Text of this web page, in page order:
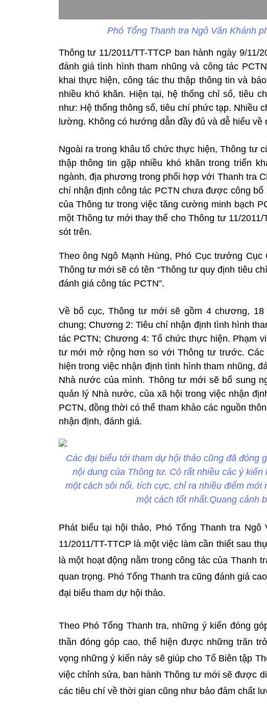
Phó Tổng Thanh tra Ngô Văn Khánh
Thông tư 11/2011/TT-TTCP ban hành ngày 9/
đánh giá tình hình tham nhũng và công tác
khai thực hiện, công tác thu thập thông tin và
nhiều khó khăn. Hiện tại, hệ thống chỉ số, tiêu
như: Hệ thống thông số, tiêu chí phức tạp. Nhiều
lường. Không có hướng dẫn đầy đủ và dễ hiểu về
Ngoài ra trong khâu tổ chức thực hiện, Thông tư
thập thông tin gặp nhiều khó khăn trong triển
ngành, địa phương trong phối hợp với Thanh tra
chí nhận định công tác PCTN chưa được công
của Thông tư trong việc tăng cường minh bạch
một Thông tư mới thay thế cho Thông tư 11/
sót trên.
Theo ông Ngô Mạnh Hùng, Phó Cục trưởng
Thông tư mới sẽ có tên “Thông tư quy định tiêu
đánh giá công tác PCTN”.
Về bố cục, Thông tư mới sẽ gồm 4 chương,
chung; Chương 2: Tiêu chí nhận định tình hình
tác PCTN; Chương 4: Tổ chức thực hiện. Phạm
tư mới mở rộng hơn so với Thông tư trước.
hiện trong việc nhận định tình hình tham nhũng,
Nhà nước của mình. Thông tư mới sẽ bổ sung
quản lý Nhà nước, của xã hội trong việc nhận
PCTN, đồng thời có thể tham khảo các nguồn
nhận định, đánh giá.
Các đại biểu tới tham dự hội thảo cũng đã đóng
nội dung của Thông tư. Có rất nhiều các ý
một cách sôi nổi, tích cực, chỉ ra nhiều điểm
một cách tốt nhất.Quang cảnh
Phát biểu tại hội thảo, Phó Tổng Thanh tra
11/2011/TT-TTCP là một việc làm cần thiết sau
là một hoạt động nằm trong công tác của Thanh
quan trọng. Phó Tổng Thanh tra cũng đánh giá
đại biểu tham dự hội thảo.
Theo Phó Tổng Thanh tra, những ý kiến đóng
thần đóng góp cao, thể hiện được những trăn
vọng những ý kiến này sẽ giúp cho Tổ Biên tập
việc chỉnh sửa, ban hành Thông tư mới sẽ được
các tiêu chí về thời gian cũng như bảo đảm chất